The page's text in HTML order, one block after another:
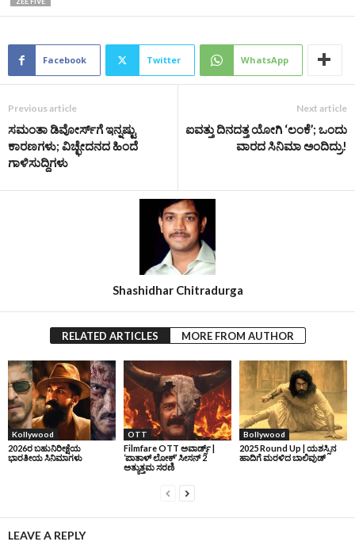
Facebook Twitter WhatsApp
Previous article
ಸಮಂತಾ ಡಿವೋರ್ಸ್‌ಗೆ ಇನ್ನಷ್ಟು
ಕಾರಣಗಳು; ವಿಚ್ಛೇದನದ ಹಿಂದೆ
ಗಾಳಿಸುದ್ದಿಗಳು
Next article
ಐವತ್ತು ದಿನದತ್ತ ಯೋಗಿ ‘ಲಂಕೆ’; ಒಂದು
ವಾರದ ಸಿನಿಮಾ ಅಂದಿದ್ರು!
Shashidhar Chitradurga
RELATED ARTICLES MORE FROM AUTHOR
Kollywood
2026ರ ಬಹುನಿರೀಕ್ಷೆಯ
ಭಾರತೀಯ ಸಿನಿಮಾಗಳು
OTT
Filmfare OTT ಅವಾರ್ಡ್ಸ್‌ |
‘ಪಾತಾಳ್‌ ಲೋಕ್‌’ ಸೀಸನ್‌ 2
ಅತ್ಯುತ್ತಮ ಸರಣಿ
Bollywood
2025 Round Up | ಯಶಸ್ಸಿನ
ಹಾದಿಗೆ ಮರಳಿದ ಬಾಲಿವುಡ್‌
LEAVE A REPLY